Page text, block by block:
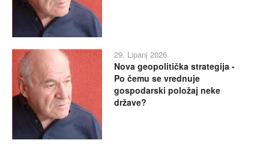
29. Lipanj 2026.
Nova geopolitička strategija -
Po čemu se vrednuje
gospodarski položaj neke
države?